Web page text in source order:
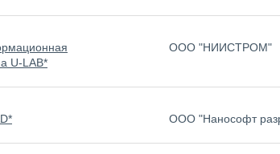
U-LAB*
ООО "НИИСТРОМ"
ООО "Нанософт